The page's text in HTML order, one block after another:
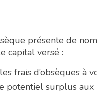
présente de
capital versé :
frais d’obsèques à
potentiel surplus aux